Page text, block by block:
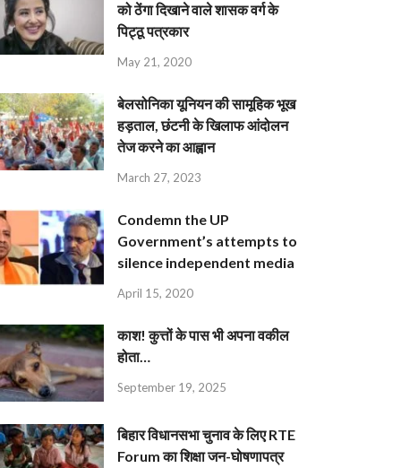
को ठेंगा दिखाने वाले शासक वर्ग के
पिट्ठू पत्रकार
May 21, 2020
बेलसोनिका यूनियन की सामूहिक भूख
हड़ताल, छंटनी के खिलाफ आंदोलन
तेज करने का आह्वान
March 27, 2023
Condemn the UP
Government’s attempts to
silence independent media
April 15, 2020
काश! कुत्तों के पास भी अपना वकील
होता…
September 19, 2025
बिहार विधानसभा चुनाव के लिए RTE
Forum का शिक्षा जन-घोषणापत्र